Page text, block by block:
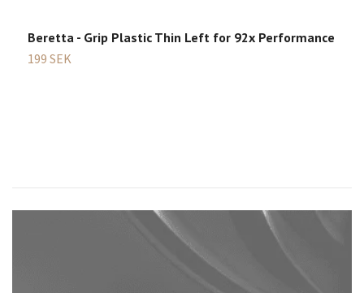
Beretta - Grip Plastic Thin Left for 92x Performance
199 SEK